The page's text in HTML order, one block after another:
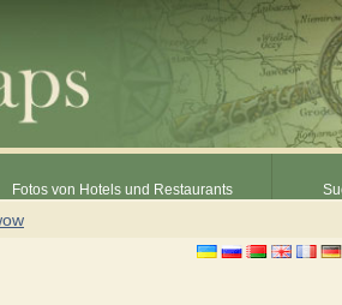
Fotos von Hotels und Restaurants